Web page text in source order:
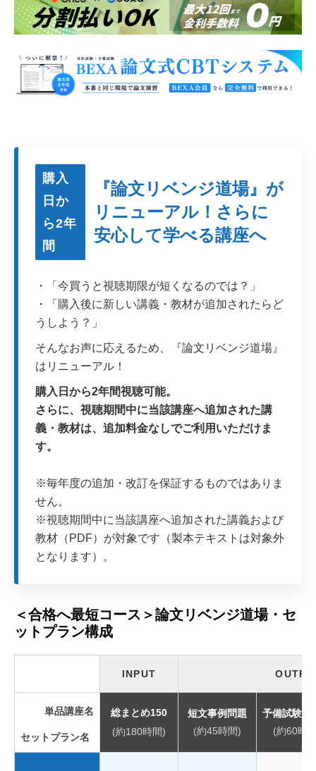
購入
日か
ら2年
間
『論文リベンジ道場』が
リニューアル！さらに
安心して学べる講座へ
・「今買うと視聴期限が短くなるのでは？」
・「購入後に新しい講義・教材が追加されたらど
うしよう？」
そんなお声に応えるため、『論文リベンジ道場』
はリニューアル！
購入日から2年間視聴可能。
さらに、視聴期間中に当該講座へ追加された講
義・教材は、追加料金なしでご利用いただけま
す。
※毎年度の追加・改訂を保証するものではありま
せん。
※視聴期間中に当該講座へ追加された講義および
教材（PDF）が対象です（製本テキストは対象外
となります）。
＜合格へ最短コース＞論文リベンジ道場・セ
ットプラン構成
INPUT
単品講座名
セットプラン名
総まとめ150
(約180時間)
短文事例問題
(約45時間)
予備試験過
(約60時